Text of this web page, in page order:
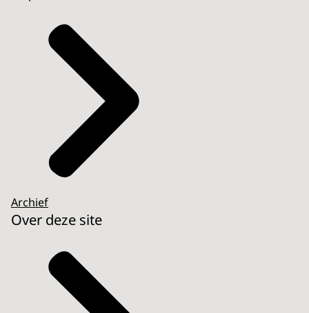
Archief
Over deze site